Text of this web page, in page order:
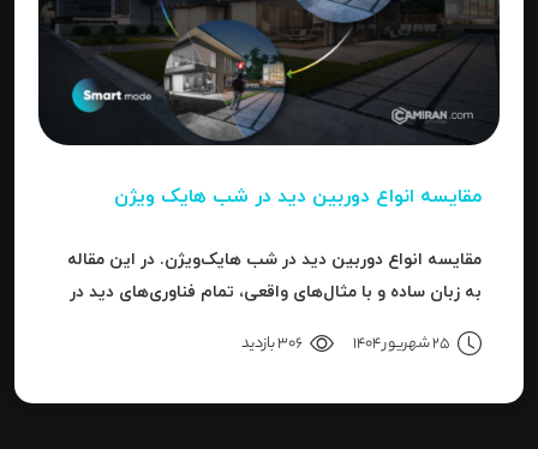
مقایسه انواع دوربین دید در شب هایک‌ ویژن
مقایسه انواع دوربین دید در شب هایک‌ویژن. در این مقاله
به زبان ساده و با مثال‌های واقعی، تمام فناوری‌های دید در
25 شهریور 1404 306 بازدید